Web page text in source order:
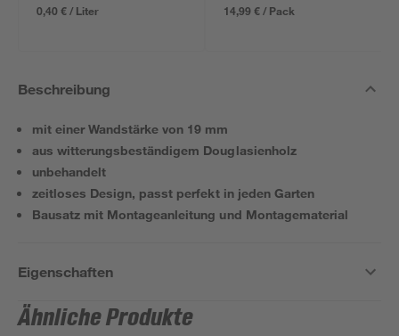
0,40 € / Liter
14,99 € / Pack
Beschreibung
mit einer Wandstärke von 19 mm
aus witterungsbeständigem Douglasienholz
unbehandelt
zeitloses Design, passt perfekt in jeden Garten
Bausatz mit Montageanleitung und Montagematerial
Eigenschaften
Ähnliche Produkte